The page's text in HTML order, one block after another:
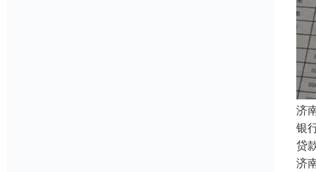
济
银
贷
济